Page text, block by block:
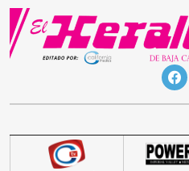
Skip
content